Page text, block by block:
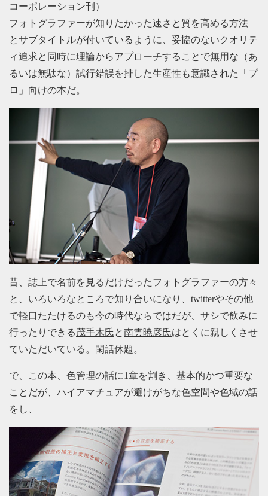
コーポレーション刊）
フォトグラファーが知りたかった速さと質を高める方法
とサブタイトルが付いているように、妥協のないクオリテ
ィ追求と同時に理論からアプローチすることで無用な（あ
るいは無駄な）試行錯誤を排した生産性も意識された「プ
ロ」向けの本だ。
昔、誌上で名前を見るだけだったフォトグラファーの方々
と、いろいろなところで知り合いになり、twitterやその他
で軽口たたけるのも今の時代ならではだが、サシで飲みに
行ったりできる茂手木氏と南雲暁彦氏はとくに親しくさせ
ていただいている。閑話休題。
で、この本、色管理の話に1章を割き、基本的かつ重要な
ことだが、ハイアマチュアが避けがちな色空間や色域の話
をし、